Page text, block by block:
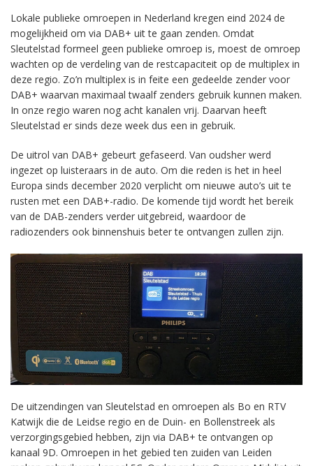
Lokale publieke omroepen in Nederland kregen eind 2024 de
mogelijkheid om via DAB+ uit te gaan zenden. Omdat
Sleutelstad formeel geen publieke omroep is, moest de omroep
wachten op de verdeling van de restcapaciteit op de multiplex in
deze regio. Zo’n multiplex is in feite een gedeelde zender voor
DAB+ waarvan maximaal twaalf zenders gebruik kunnen maken.
In onze regio waren nog acht kanalen vrij. Daarvan heeft
Sleutelstad er sinds deze week dus een in gebruik.
De uitrol van DAB+ gebeurt gefaseerd. Van oudsher werd
ingezet op luisteraars in de auto. Om die reden is het in heel
Europa sinds december 2020 verplicht om nieuwe auto’s uit te
rusten met een DAB+-radio. De komende tijd wordt het bereik
van de DAB-zenders verder uitgebreid, waardoor de
radiozenders ook binnenshuis beter te ontvangen zullen zijn.
De uitzendingen van Sleutelstad en omroepen als Bo en RTV
Katwijk die de Leidse regio en de Duin- en Bollenstreek als
verzorgingsgebied hebben, zijn via DAB+ te ontvangen op
kanaal 9D. Omroepen in het gebied ten zuiden van Leiden